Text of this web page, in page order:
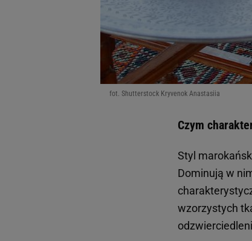
fot. Shutterstock Kryvenok Anastasiia
Czym
Styl
Dominują w
wzorzystych